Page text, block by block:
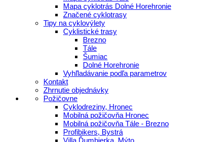
Mapa cyklotrás Dolné Horehronie
Značené cyklotrasy
Tipy na cyklovýlety
Cyklistické trasy
Brezno
Tále
Šumiac
Dolné Horehronie
Vyhľladávanie podľa parametrov
Kontakt
Zhrnutie objednávky
Požičovne
Cyklodreziny, Hronec
Mobilná požičovňa Hronec
Mobilná požičovňa Tále - Brezno
Profibikers, Bystrá
Villa Ďumbierka, Mýto